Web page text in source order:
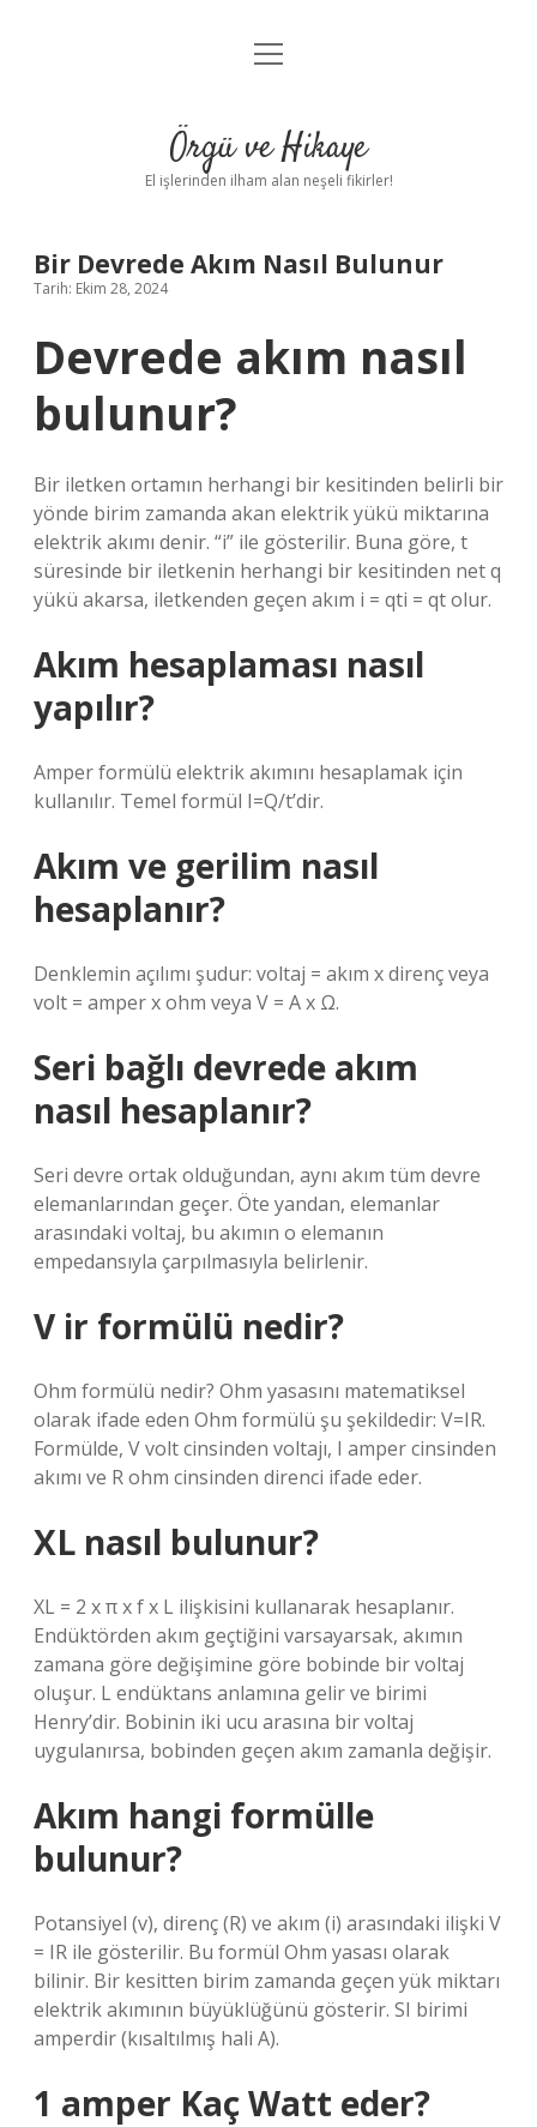
Anasayfa
Yasal Uyarı
menüyü
Örgü ve Hikaye
El işlerinden ilham alan neşeli fikirler!
Bir Devrede Akım Nasıl Bulunur
Tarih: Ekim 28, 2024
Devrede akım nasıl
bulunur?
Bir iletken ortamın herhangi bir kesitinden belirli bir
yönde birim zamanda akan elektrik yükü miktarına
elektrik akımı denir. “i” ile gösterilir. Buna göre, t
süresinde bir iletkenin herhangi bir kesitinden net q
yükü akarsa, iletkenden geçen akım i = qti = qt olur.
Akım hesaplaması nasıl
yapılır?
Amper formülü elektrik akımını hesaplamak için
kullanılır. Temel formül I=Q/t’dir.
Akım ve gerilim nasıl
hesaplanır?
Denklemin açılımı şudur: voltaj = akım x direnç veya
volt = amper x ohm veya V = A x Ω.
Seri bağlı devrede akım
nasıl hesaplanır?
Seri devre ortak olduğundan, aynı akım tüm devre
elemanlarından geçer. Öte yandan, elemanlar
arasındaki voltaj, bu akımın o elemanın
empedansıyla çarpılmasıyla belirlenir.
V ir formülü nedir?
Ohm formülü nedir? Ohm yasasını matematiksel
olarak ifade eden Ohm formülü şu şekildedir: V=IR.
Formülde, V volt cinsinden voltajı, I amper cinsinden
akımı ve R ohm cinsinden direnci ifade eder.
XL nasıl bulunur?
XL = 2 x π x f x L ilişkisini kullanarak hesaplanır.
Endüktörden akım geçtiğini varsayarsak, akımın
zamana göre değişimine göre bobinde bir voltaj
oluşur. L endüktans anlamına gelir ve birimi
Henry’dir. Bobinin iki ucu arasına bir voltaj
uygulanırsa, bobinden geçen akım zamanla değişir.
Akım hangi formülle
bulunur?
Potansiyel (v), direnç (R) ve akım (i) arasındaki ilişki V
= IR ile gösterilir. Bu formül Ohm yasası olarak
bilinir. Bir kesitten birim zamanda geçen yük miktarı
elektrik akımının büyüklüğünü gösterir. SI birimi
amperdir (kısaltılmış hali A).
1 amper Kaç Watt eder?